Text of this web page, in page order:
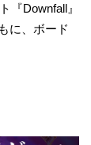
『Downfall』
に、ボード